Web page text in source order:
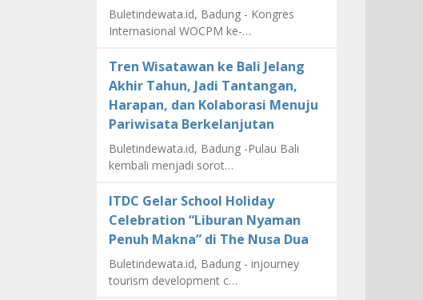
Buletindewata.id, Badung - Kongres
Internasional WOCPM ke-…
Tren Wisatawan ke Bali Jelang
Akhir Tahun, Jadi Tantangan,
Harapan, dan Kolaborasi Menuju
Pariwisata Berkelanjutan
Buletindewata.id, Badung -Pulau Bali
kembali menjadi sorot…
ITDC Gelar School Holiday
Celebration “Liburan Nyaman
Penuh Makna” di The Nusa Dua
Buletindewata.id, Badung - injourney
tourism development c…